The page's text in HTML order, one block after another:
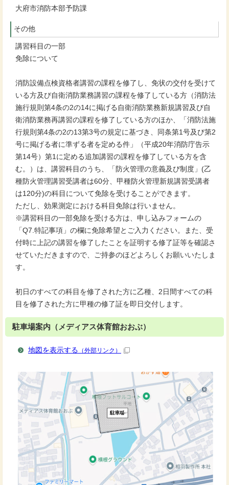
大府市消防本部予防課
その他
講習科目の一部
免除について
消防設備点検資格者講習の課程を修了し、免状の交付を受けて
いる方及び自衛消防業務講習の課程を修了している方（消防法
施行規則第4条の2の14に掲げる自衛消防業務新規講習及び自
衛消防業務再講習の課程を修了している方のほか、「消防法施
行規則第4条の2の13第3号の規定に基づき、同条第1号及び第2
号に掲げる者に準ずる者を定める件」（平成20年消防庁告示
第14号）第1に定める追加講習の課程を修了している方を含
む。）は、講習科目のうち、「防火管理の意義及び制度」(乙
種防火管理講習受講者は60分、甲種防火管理新規講習受講者
は120分)の科目について免除を受けることができます。
ただし、効果測定における科目免除は行いません。
※講習科目の一部免除を受ける方は、申し込みフォームの
「Q7.特記事項」の欄に免除希望とご入力ください。また、受
付時に上記の講習を修了したことを証明する修了証等を確認さ
せていただきますので、ご持参のほどよろしくお願いいたしま
す。
初日のすべての科目を修了された方に乙種、2日間すべての科
目を修了された方に甲種の修了証を即日交付します。
駐車場案内（メディアス体育館おおぶ）
地図を表示する （外部リンク）